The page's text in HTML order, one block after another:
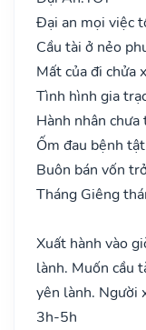
Đại an mọi việc
Cầu tài ở nẻo
Mất của đi chửa
Tình hình gia
Hành nhân
Ốm đau bệnh
Buôn bán vốn
Tháng Giêng
Xuất hành vào
lành. Muốn cầu
yên lành. Người
3h-5h